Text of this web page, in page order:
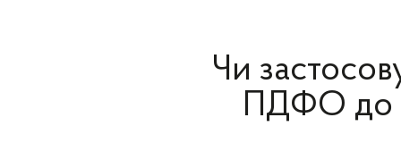
Чи
ПДФО до